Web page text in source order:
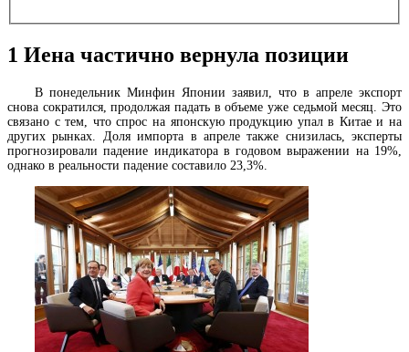
1 Иена частично вернула позиции
В понедельник Минфин Японии заявил, что в апреле экспорт
снова сократился, продолжая падать в объеме уже седьмой месяц. Это
связано с тем, что спрос на японскую продукцию упал в Китае и на
других рынках. Доля импорта в апреле также снизилась, эксперты
прогнозировали падение индикатора в годовом выражении на 19%,
однако в реальности падение составило 23,3%.